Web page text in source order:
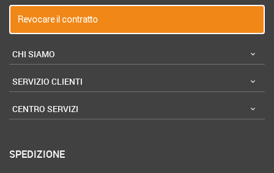
Revocare il contratto
CHI SIAMO
SERVIZIO CLIENTI
CENTRO SERVIZI
SPEDIZIONE